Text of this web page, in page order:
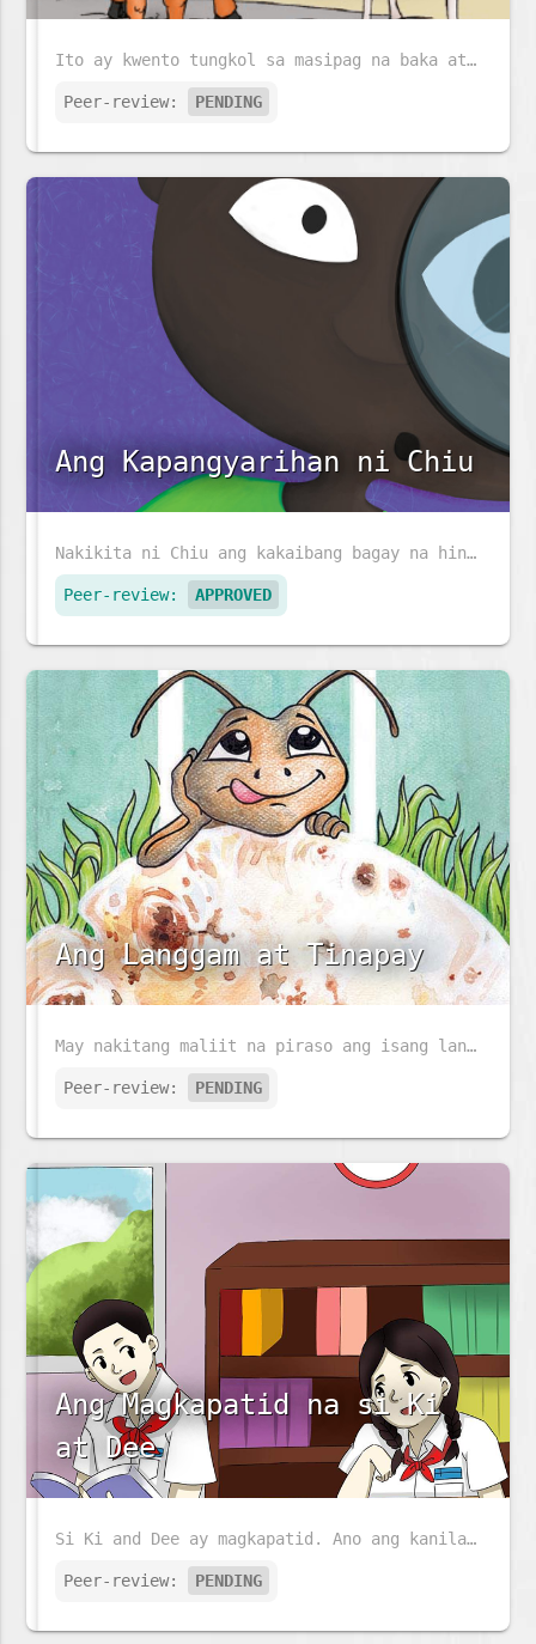
Ito ay kwento tungkol sa masipag na baka at matalinong Asno.
Peer-review: PENDING
Ang Kapangyarihan ni Chiu
Nakikita ni Chiu ang kakaibang bagay na hindi nakikita ng iba - lumilipad na sasakyang pangkalawakan at isdang lumalangoy sa pisara. Dinala ni Ajji si Chiu sa doktor ng mga mata upang malaman ang kanyang kapangyarihan sa mahika.
Peer-review: APPROVED
Ang Langgam at Tinapay
May nakitang maliit na piraso ang isang langgam sa daan. Paano kaya niya ito maiuuwi?
Peer-review: PENDING
Ang Magkapatid na si Ki
at Dee
Si Ki and Dee ay magkapatid. Ano ang kanilang ginagawa sa buong araw?
Peer-review: PENDING